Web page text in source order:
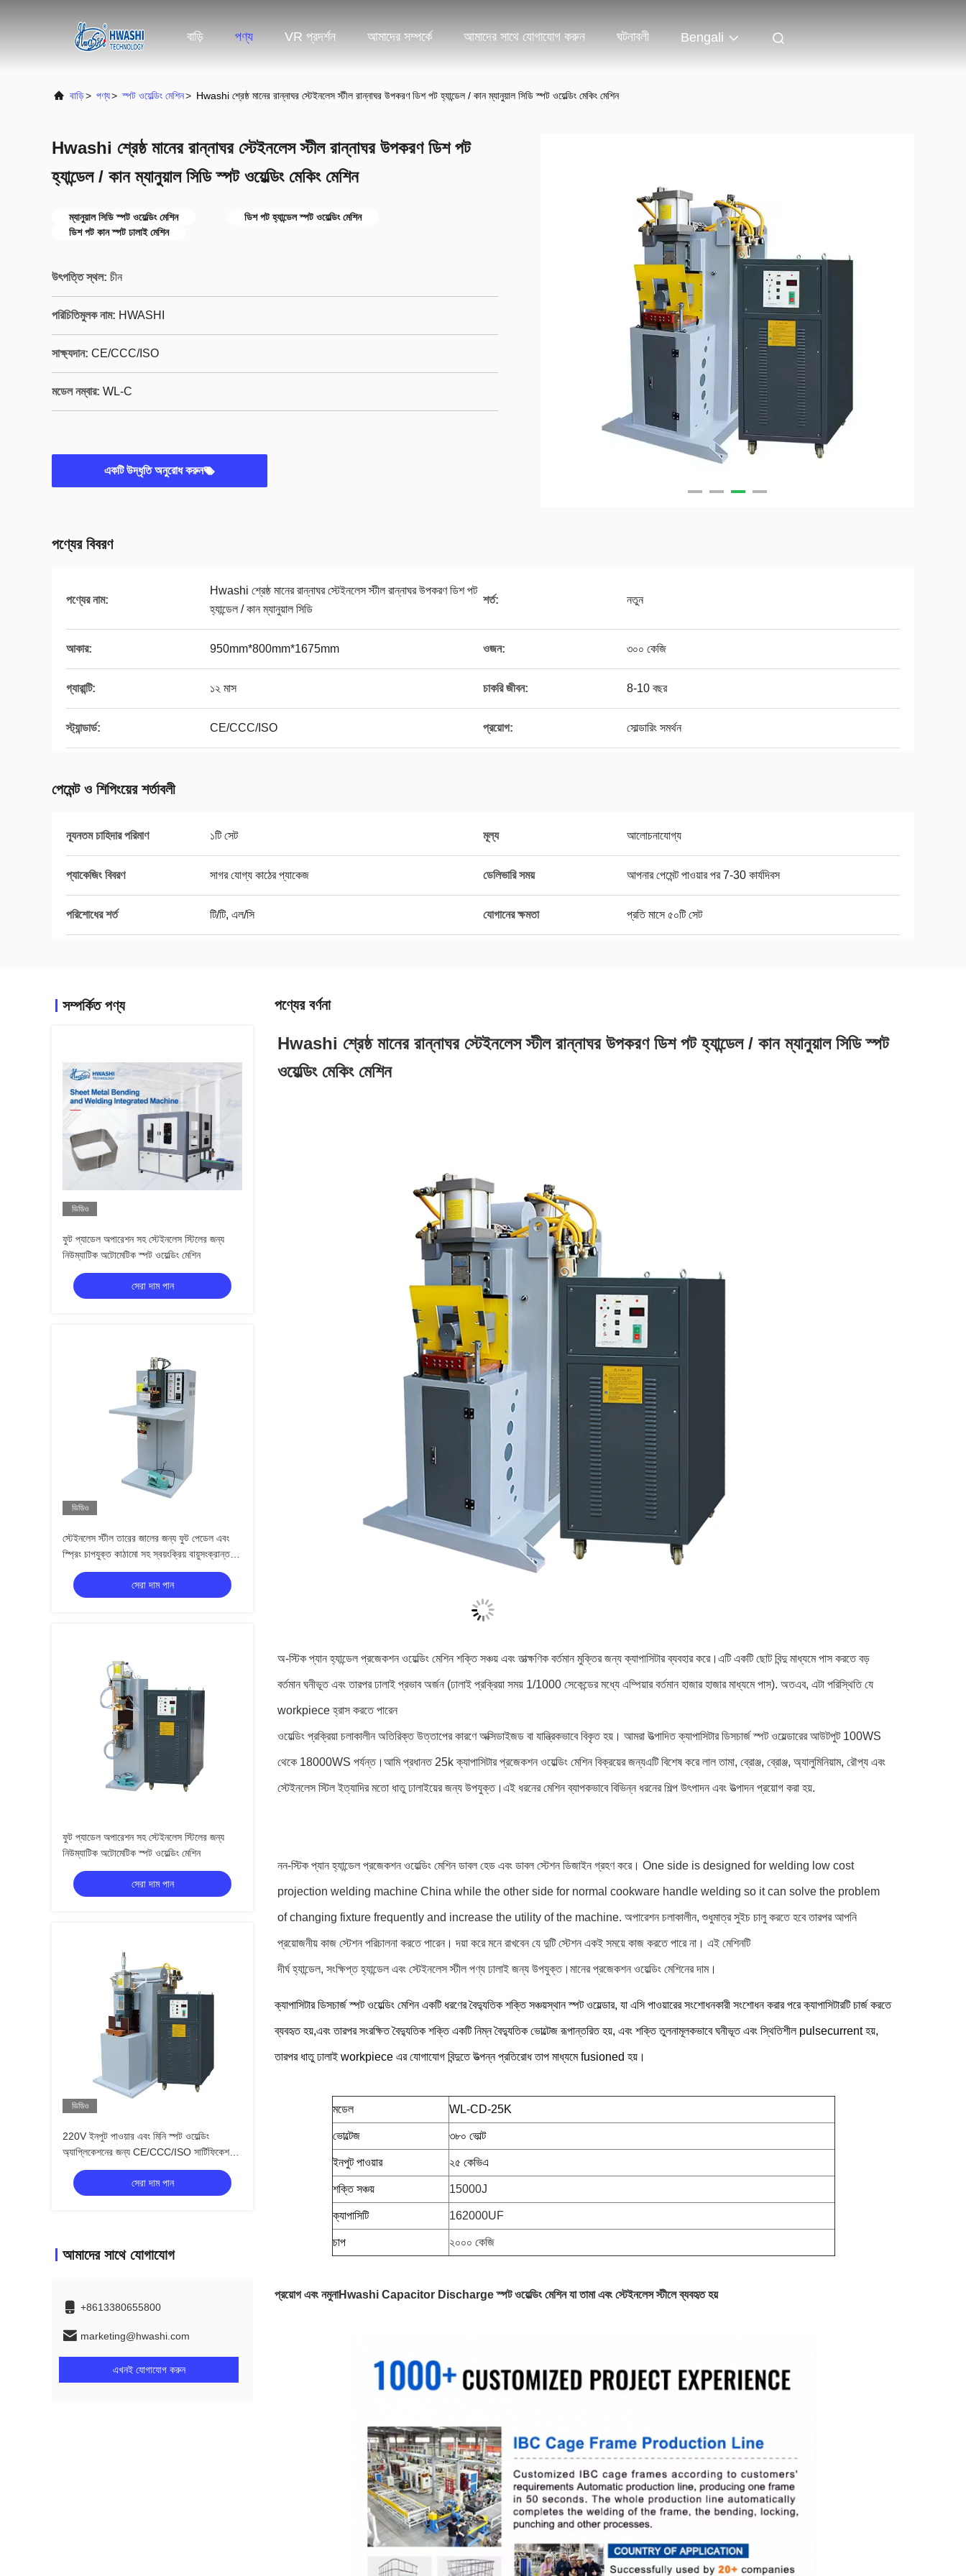
বাড়ি পণ্য VR প্রদর্শন আমাদের সম্পর্কে আমাদের সাথে যোগাযোগ করুন ঘটনাবলী Bengali
বাড়ি> পণ্য> স্পট ওয়েল্ডিং মেশিন> Hwashi শ্রেষ্ঠ মানের রান্নাঘর স্টেইনলেস স্টীল রান্নাঘর উপকরণ ডিশ পট হ্যান্ডেল / কান ম্যানুয়াল সিডি স্পট ওয়েল্ডিং মেকিং মেশিন
Hwashi শ্রেষ্ঠ মানের রান্নাঘর স্টেইনলেস স্টীল রান্নাঘর উপকরণ ডিশ পট
হ্যান্ডেল / কান ম্যানুয়াল সিডি স্পট ওয়েল্ডিং মেকিং মেশিন
ম্যানুয়াল সিডি স্পট ওয়েল্ডিং মেশিন
ডিশ পট হ্যান্ডেল স্পট ওয়েল্ডিং মেশিন
ডিশ পট কান স্পট ঢালাই মেশিন
উৎপত্তি স্থল: চীন
পরিচিতিমুলক নাম: HWASHI
সাক্ষ্যদান: CE/CCC/ISO
মডেল নম্বার: WL-C
একটি উদ্ধৃতি অনুরোধ করুন
পণ্যের বিবরণ
পণ্যের নাম:
Hwashi শ্রেষ্ঠ মানের রান্নাঘর স্টেইনলেস স্টীল রান্নাঘর উপকরণ ডিশ পট
হ্যান্ডেল / কান ম্যানুয়াল সিডি
শর্ত: নতুন
আকার: 950mm*800mm*1675mm ওজন: ৩০০ কেজি
গ্যারান্টি: ১২ মাস চাকরি জীবন: 8-10 বছর
স্ট্যান্ডার্ড: CE/CCC/ISO প্রয়োগ: সোল্ডারিং সমর্থন
পেমেন্ট ও শিপিংয়ের শর্তাবলী
ন্যূনতম চাহিদার পরিমাণ ১টি সেট মূল্য আলোচনাযোগ্য
প্যাকেজিং বিবরণ সাগর যোগ্য কাঠের প্যাকেজ ডেলিভারি সময় আপনার পেমেন্ট পাওয়ার পর 7-30 কার্যদিবস
পরিশোধের শর্ত টি/টি, এল/সি যোগানের ক্ষমতা প্রতি মাসে ৫০টি সেট
সম্পর্কিত পণ্য
ভিডিও
ফুট প্যাডেল অপারেশন সহ স্টেইনলেস স্টিলের জন্য
নিউম্যাটিক অটোমেটিক স্পট ওয়েল্ডিং মেশিন
সেরা দাম পান
ভিডিও
স্টেইনলেস স্টীল তারের জালের জন্য ফুট পেডেল এবং
স্প্রিং চাপযুক্ত কাঠামো সহ স্বয়ংক্রিয় বায়ুসংক্রান্ত
স্পট ওয়েল্ডিং মেশিন
সেরা দাম পান
ফুট প্যাডেল অপারেশন সহ স্টেইনলেস স্টিলের জন্য
নিউম্যাটিক অটোমেটিক স্পট ওয়েল্ডিং মেশিন
সেরা দাম পান
ভিডিও
220V ইনপুট পাওয়ার এবং মিনি স্পট ওয়েল্ডিং
অ্যাপ্লিকেশনের জন্য CE/CCC/ISO সার্টিফিকেশন
সহ 5000W প্রিসিশন স্পট ওয়েল্ডার
সেরা দাম পান
আমাদের সাথে যোগাযোগ
+8613380655800
marketing@hwashi.com
এখনই যোগাযোগ করুন
পণ্যের বর্ণনা
Hwashi শ্রেষ্ঠ মানের রান্নাঘর স্টেইনলেস স্টীল রান্নাঘর উপকরণ ডিশ পট হ্যান্ডেল / কান ম্যানুয়াল সিডি স্পট
ওয়েল্ডিং মেকিং মেশিন
অ-স্টিক প্যান হ্যান্ডেল প্রজেকশন ওয়েল্ডিং মেশিন শক্তি সঞ্চয় এবং তাত্ক্ষণিক বর্তমান মুক্তির জন্য ক্যাপাসিটার ব্যবহার করে।এটি একটি ছোট বিন্দু মাধ্যমে পাস করতে বড়
বর্তমান ঘনীভূত এবং তারপর ঢালাই প্রভাব অর্জন (ঢালাই প্রক্রিয়া সময় 1/1000 সেকেন্ডের মধ্যে এম্পিয়ার বর্তমান হাজার হাজার মাধ্যমে পাস). অতএব, এটা পরিস্থিতি যে
workpiece হ্রাস করতে পারেন
ওয়েল্ডিং প্রক্রিয়া চলাকালীন অতিরিক্ত উত্তাপের কারণে অক্সিডাইজড বা যান্ত্রিকভাবে বিকৃত হয়। আমরা উত্পাদিত ক্যাপাসিটার ডিসচার্জ স্পট ওয়েল্ডারের আউটপুট 100WS
থেকে 18000WS পর্যন্ত।আমি প্রধানত 25k ক্যাপাসিটার প্রজেকশন ওয়েল্ডিং মেশিন বিক্রয়ের জন্যএটি বিশেষ করে লাল তামা, ব্রোঞ্জ, ব্রোঞ্জ, অ্যালুমিনিয়াম, রৌপ্য এবং
স্টেইনলেস স্টিল ইত্যাদির মতো ধাতু ঢালাইয়ের জন্য উপযুক্ত।এই ধরনের মেশিন ব্যাপকভাবে বিভিন্ন ধরনের শিল্প উৎপাদন এবং উত্পাদন প্রয়োগ করা হয়.
নন-স্টিক প্যান হ্যান্ডেল প্রজেকশন ওয়েল্ডিং মেশিন ডাবল হেড এবং ডাবল স্টেশন ডিজাইন গ্রহণ করে। One side is designed for welding low cost
projection welding machine China while the other side for normal cookware handle welding so it can solve the problem
of changing fixture frequently and increase the utility of the machine. অপারেশন চলাকালীন, শুধুমাত্র সুইচ চালু করতে হবে তারপর আপনি
প্রয়োজনীয় কাজ স্টেশন পরিচালনা করতে পারেন। দয়া করে মনে রাখবেন যে দুটি স্টেশন একই সময়ে কাজ করতে পারে না। এই মেশিনটি
দীর্ঘ হ্যান্ডেল, সংক্ষিপ্ত হ্যান্ডেল এবং স্টেইনলেস স্টীল পণ্য ঢালাই জন্য উপযুক্ত। মানের প্রজেকশন ওয়েল্ডিং মেশিনের দাম।
ক্যাপাসিটার ডিসচার্জ স্পট ওয়েল্ডিং মেশিন একটি ধরণের বৈদ্যুতিক শক্তি সঞ্চয়স্থান স্পট ওয়েল্ডার, যা এসি পাওয়ারের সংশোধনকারী সংশোধন করার পরে ক্যাপাসিটারটি চার্জ করতে
ব্যবহৃত হয়,এবং তারপর সংরক্ষিত বৈদ্যুতিক শক্তি একটি নিম্ন বৈদ্যুতিক ভোল্টেজ রূপান্তরিত হয়, এবং শক্তি তুলনামূলকভাবে ঘনীভূত এবং স্থিতিশীল pulsecurrent হয়,
তারপর ধাতু ঢালাই workpiece এর যোগাযোগ বিন্দুতে উত্পন্ন প্রতিরোধ তাপ মাধ্যমে fusioned হয়।
মডেল WL-CD-25K
ভোল্টেজ ৩৮০ ভোল্ট
ইনপুট পাওয়ার ২৫ কেভিএ
শক্তি সঞ্চয় 15000J
ক্যাপাসিটি 162000UF
চাপ ২০০০ কেজি
প্রয়োগ এবং নমুনাHwashi Capacitor Discharge স্পট ওয়েল্ডিং মেশিন যা তামা এবং স্টেইনলেস স্টীলে ব্যবহৃত হয়